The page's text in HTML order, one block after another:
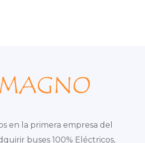
en la primera empresa del
buses 100% Eléctricos,